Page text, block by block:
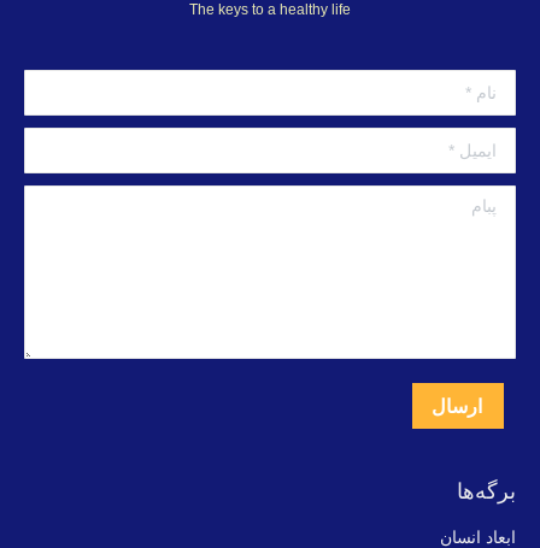
The keys to a healthy life
نام *
ایمیل *
ارسال
برگه‌ها
ابعاد انسان